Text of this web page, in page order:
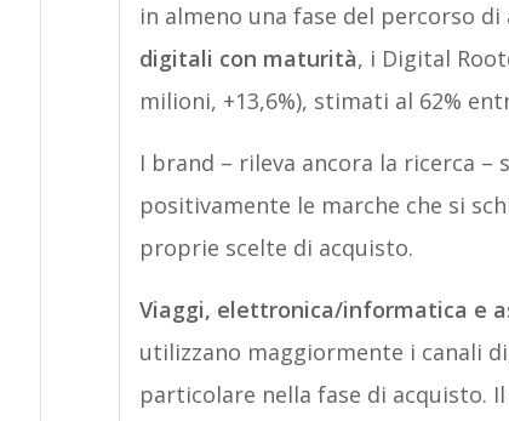
in almeno una fase del percorso
digitali con maturità, i Digital
milioni, +13,6%), stimati al 62%
I brand – rileva ancora la ricerca –
positivamente le marche che si
proprie scelte di acquisto.
Viaggi, elettronica/informatica e
utilizzano maggiormente i canali
particolare nella fase di acquisto. Il